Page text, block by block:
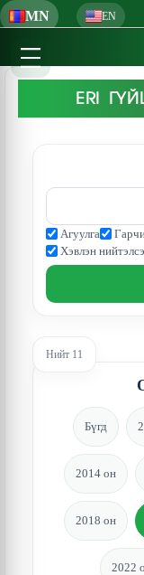
MN EN
ERI
Агуулга
Хэвлэн
Нийт 11
Бүгд
2014 он
2018 он
2022